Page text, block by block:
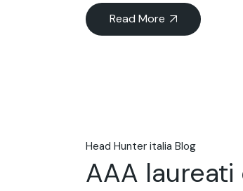
Read More
Head Hunter italia Blog
AAA laureati